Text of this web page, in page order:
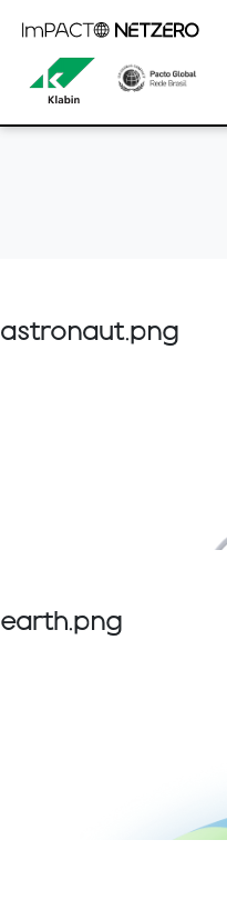
Provided by Liferay
astronaut.png
earth.png